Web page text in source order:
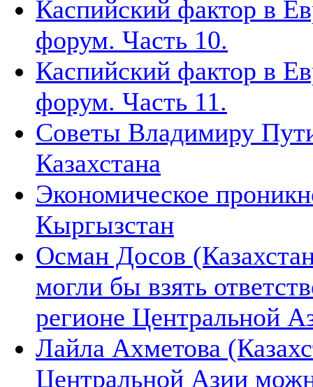
Каспийский фактор в
форум. Часть 10.
Каспийский фактор в
форум. Часть 11.
Советы Владимиру
Казахстана
Экономическое
Кыргызстан
Осман Досов
могли бы взять
регионе Центральной
Лайла Ахметова
Центральной Азии